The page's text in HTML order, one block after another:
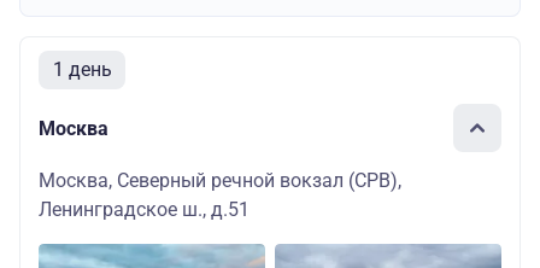
1 день
Москва
Москва, Северный речной вокзал (СРВ),
Ленинградское ш., д.51